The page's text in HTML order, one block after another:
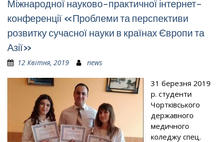
Міжнародної науково-практичної інтернет-
конференції «Проблеми та перспективи
розвитку сучасної науки в країнах Європи та
Азії»
12 Квітня, 2019 news
31 березня 2019
р. студенти
Чортківського
державного
медичного
коледжу спец.